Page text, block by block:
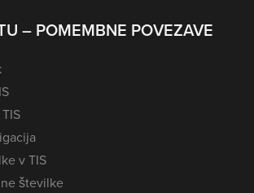
– POMEMBNE POVEZAVE
v TIS
številke